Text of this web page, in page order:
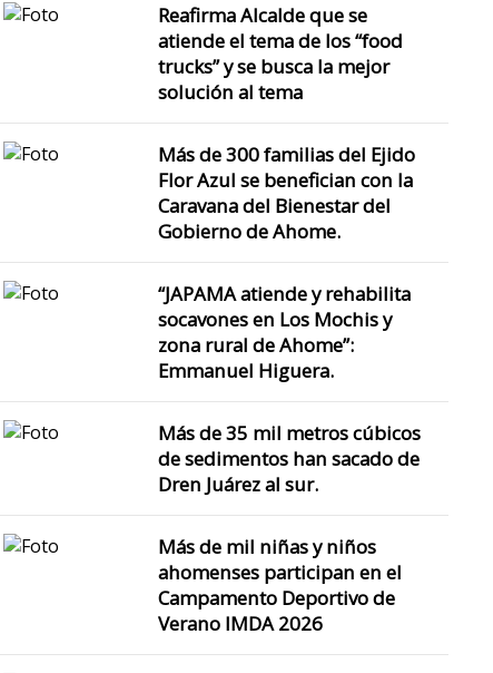
Reafirma Alcalde que se
atiende el tema de los “food
trucks” y se busca la mejor
solución al tema
Más de 300 familias del Ejido
Flor Azul se benefician con la
Caravana del Bienestar del
Gobierno de Ahome.
“JAPAMA atiende y rehabilita
socavones en Los Mochis y
zona rural de Ahome”:
Emmanuel Higuera.
Más de 35 mil metros cúbicos
de sedimentos han sacado de
Dren Juárez al sur.
Más de mil niñas y niños
ahomenses participan en el
Campamento Deportivo de
Verano IMDA 2026